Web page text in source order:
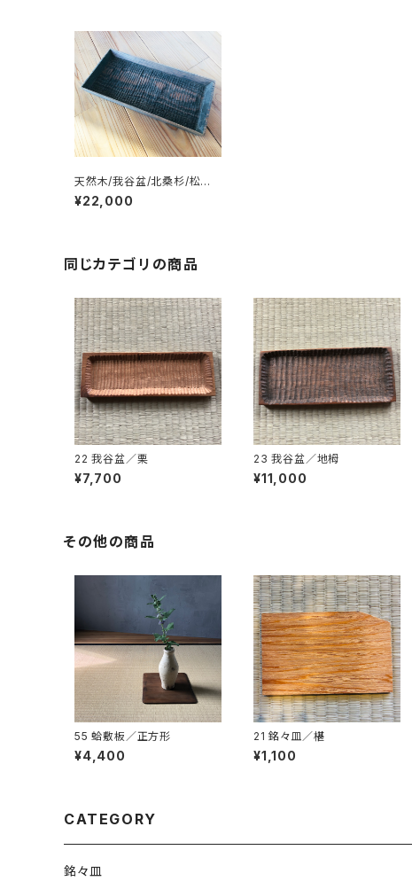
天然木/我谷盆/北桑杉/松煙
染め/
¥22,000
同じカテゴリの商品
22 我谷盆／栗
¥7,700
23 我谷盆／地栂
¥11,000
その他の商品
55 蛤敷板／正方形
¥4,400
21 銘々皿／椹
¥1,100
CATEGORY
銘々皿